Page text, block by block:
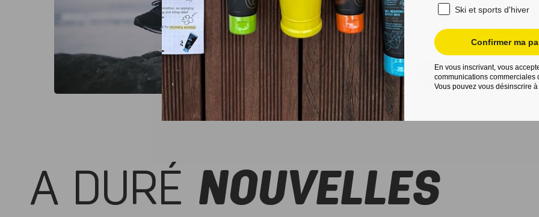
ergonomique et leurs
les ampoules, ce qui en
Choisissez Sidas pour vos
performances améliorées et
Découvrez
A DURÉ NOUVELLES
Ski et sports d'hiver
Confirmer ma
En vous inscrivant, vous
communications commerciales
Vous pouvez vous désinscrire